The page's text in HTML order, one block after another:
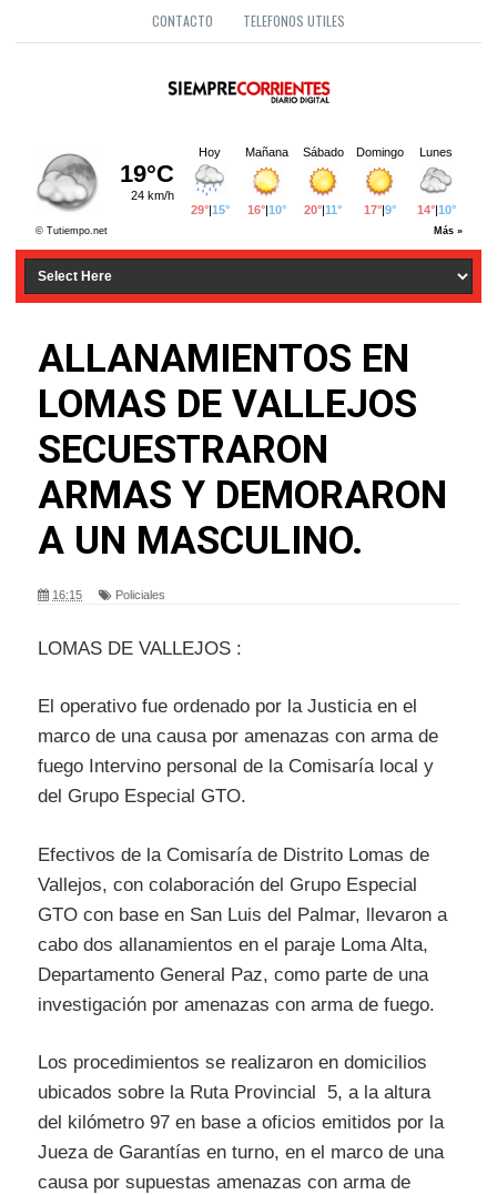
CONTACTO TELEFONOS UTILES
ALLANAMIENTOS EN
LOMAS DE VALLEJOS
SECUESTRARON
ARMAS Y DEMORARON
A UN MASCULINO.
16:15 Policiales
LOMAS DE VALLEJOS :
El operativo fue ordenado por la Justicia en el
marco de una causa por amenazas con arma de
fuego Intervino personal de la Comisaría local y
del Grupo Especial GTO.
Efectivos de la Comisaría de Distrito Lomas de
Vallejos, con colaboración del Grupo Especial
GTO con base en San Luis del Palmar, llevaron a
cabo dos allanamientos en el paraje Loma Alta,
Departamento General Paz, como parte de una
investigación por amenazas con arma de fuego.
Los procedimientos se realizaron en domicilios
ubicados sobre la Ruta Provincial 5, a la altura
del kilómetro 97 en base a oficios emitidos por la
Jueza de Garantías en turno, en el marco de una
causa por supuestas amenazas con arma de